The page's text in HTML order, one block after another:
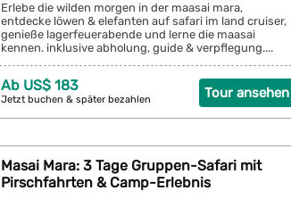
Erlebe die wilden morgen in der maasai mara,
entdecke löwen & elefanten auf safari im land cruiser,
genieße lagerfeuerabende und lerne die maasai
kennen. inklusive abholung, guide & verpflegung....
Tour ansehen
Ab US$ 183
Jetzt buchen & später bezahlen
Masai Mara: 3 Tage Gruppen-Safari mit
Pirschfahrten & Camp-Erlebnis